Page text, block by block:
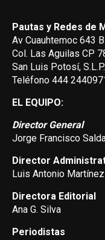
Pautas y Redes de
Av Cuauhtemoc 643 B
Col. Las Aguilas CP
San Luis Potosí, S.L.P.
Teléfono 444
EL EQUIPO:
Director General
Jorge Francisco
Director
Luis Antonio
Directora Editorial
Ana G. Silva
Periodistas